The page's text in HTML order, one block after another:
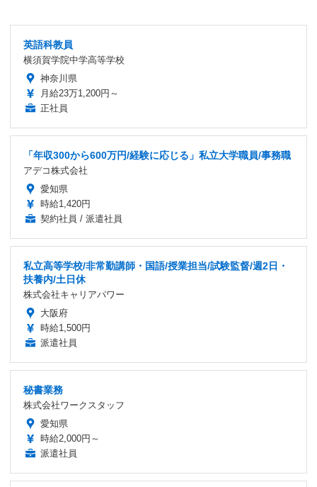
英語科教員
横須賀学院中学高等学校
神奈川県
月給23万1,200円～
正社員
「年収300から600万円/経験に応じる」私立大学職員/事務職
アデコ株式会社
愛知県
時給1,420円
契約社員 / 派遣社員
私立高等学校/非常勤講師・国語/授業担当/試験監督/週2日・
扶養内/土日休
株式会社キャリアパワー
大阪府
時給1,500円
派遣社員
秘書業務
株式会社ワークスタッフ
愛知県
時給2,000円～
派遣社員